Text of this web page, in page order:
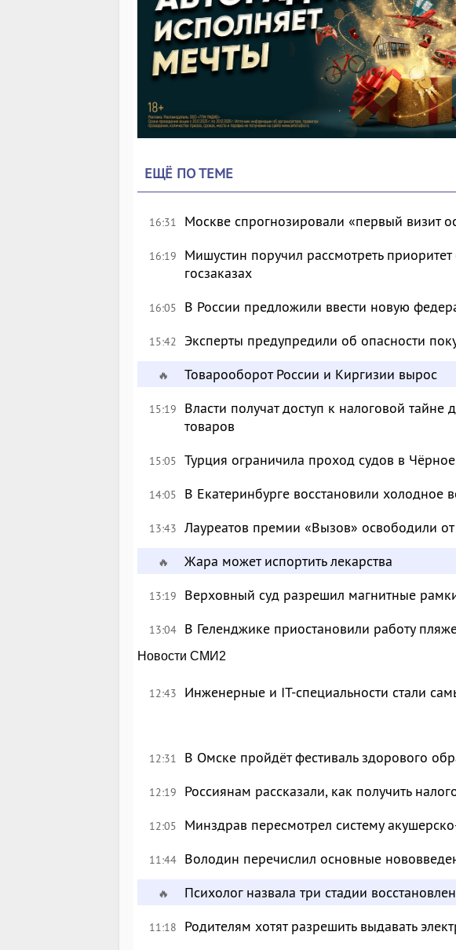
ЕЩЁ ПО ТЕМЕ
16:31 Москве спрогнозировали «первый визит
16:19
Мишустин поручил рассмотреть
госзаказах
16:05 В России предложили ввести новую
15:42 Эксперты предупредили об опасности
🔥 Товарооборот России и Киргизии вырос
15:19
Власти получат доступ к налоговой
товаров
15:05 Турция ограничила проход судов в
14:05 В Екатеринбурге восстановили холодное
13:43 Лауреатов премии «Вызов» освободили
🔥 Жара может испортить лекарства
13:19 Верховный суд разрешил магнитные
13:04 В Геленджике приостановили работу
Новости СМИ2
12:43 Инженерные и IT-специальности стали
12:31 В Омске пройдёт фестиваль здорового
12:19 Россиянам рассказали, как получить
12:05 Минздрав пересмотрел систему
11:44 Володин перечислил основные
🔥 Психолог назвала три стадии
11:18 Родителям хотят разрешить выдавать